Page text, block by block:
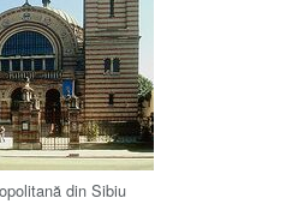
din Sibiu